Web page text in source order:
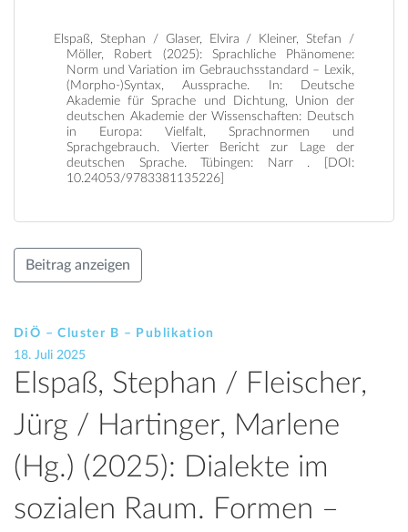
Elspaß, Stephan / Glaser, Elvira / Kleiner, Stefan /
Möller, Robert (2025): Sprachliche Phänomene:
Norm und Variation im Gebrauchsstandard – Lexik,
(Morpho-)Syntax, Aussprache. In: Deutsche
Akademie für Sprache und Dichtung, Union der
deutschen Akademie der Wissenschaften: Deutsch
in Europa: Vielfalt, Sprachnormen und
Sprachgebrauch. Vierter Bericht zur Lage der
deutschen Sprache. Tübingen: Narr . [DOI:
10.24053/9783381135226]
Beitrag anzeigen
DiÖ – Cluster B – Publikation
18. Juli 2025
Elspaß, Stephan / Fleischer,
Jürg / Hartinger, Marlene
(Hg.) (2025): Dialekte im
sozialen Raum. Formen –